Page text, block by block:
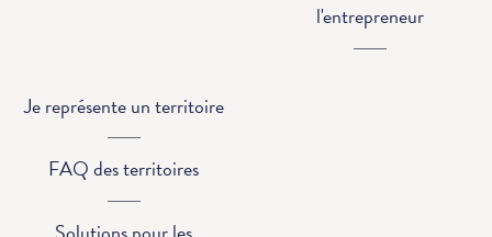
l'entrepreneur
Je représente un territoire
FAQ des territoires